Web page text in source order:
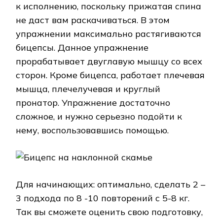
к исполнению, поскольку прижатая спина
не даст вам раскачиваться. В этом
упражнении максимально растягиваются
бицепсы. Данное упражнение
прорабатывает двуглавую мышцу со всех
сторон. Кроме бицепса, работает плечевая
мышца, плечелучевая и круглый
пронатор. Упражнение достаточно
сложное, и нужно серьезно подойти к
нему, воспользовавшись помощью.
Для начинающих: оптимально, сделать 2 –
3 подхода по 8 -10 повторений с 5-8 кг.
Так вы сможете оценить свою подготовку,